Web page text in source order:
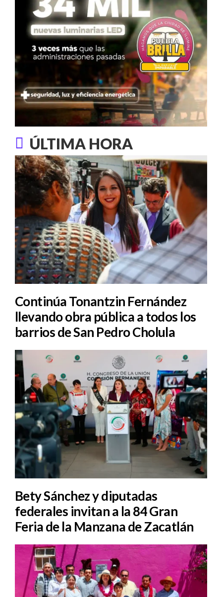
ÚLTIMA HORA
Continúa Tonantzin Fernández
llevando obra pública a todos los
barrios de San Pedro Cholula
Bety Sánchez y diputadas
federales invitan a la 84 Gran
Feria de la Manzana de Zacatlán